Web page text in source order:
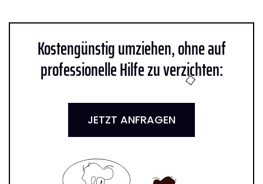
Kostengünstig umziehen, ohne auf
professionelle Hilfe zu verzichten:
JETZT ANFRAGEN